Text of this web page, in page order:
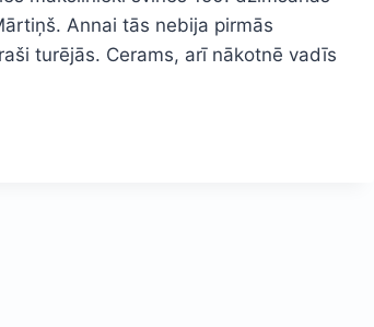
Annai tās nebija pirmās
turējās. Cerams, arī nākotnē vadīs